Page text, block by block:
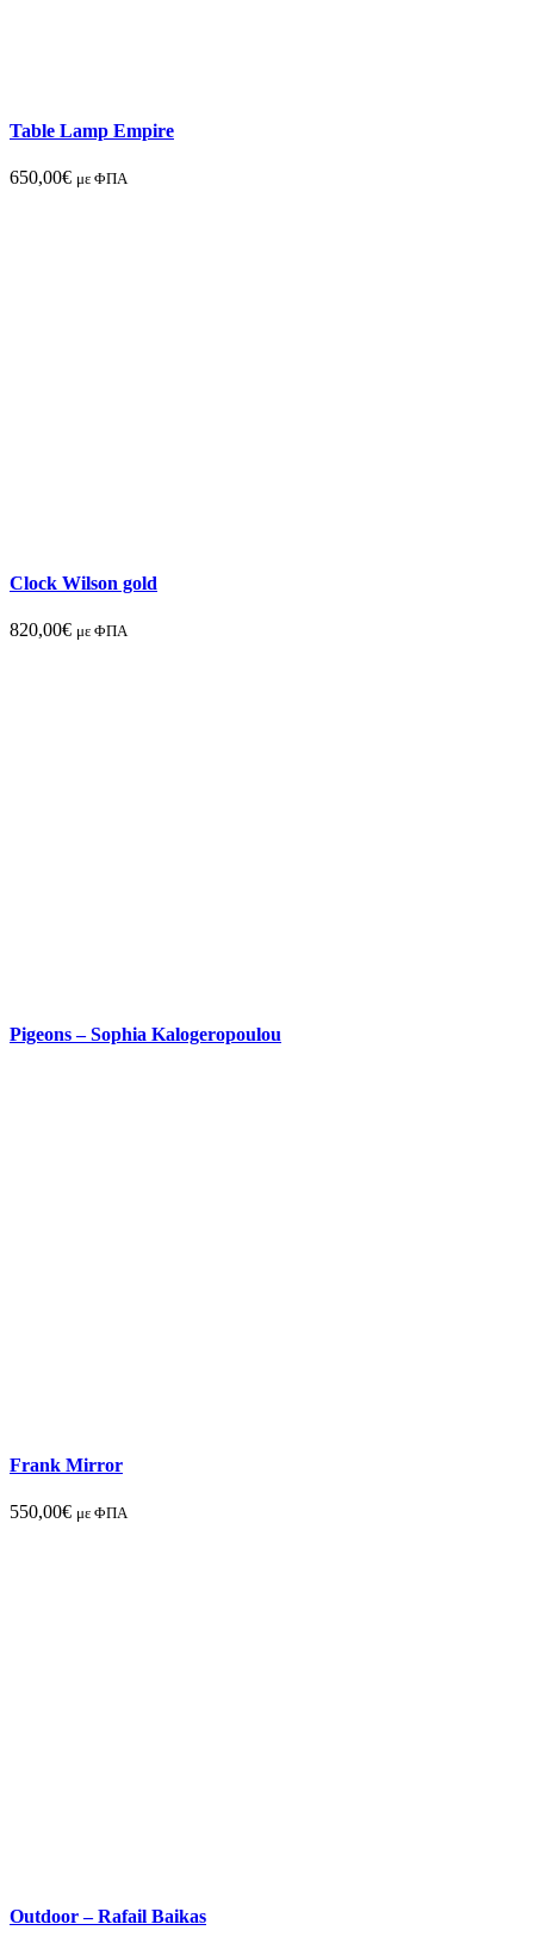
Table Lamp Empire
650,00€ με ΦΠΑ
Clock Wilson gold
820,00€ με ΦΠΑ
Pigeons – Sophia Kalogeropoulou
Frank Mirror
550,00€ με ΦΠΑ
Outdoor – Rafail Baikas